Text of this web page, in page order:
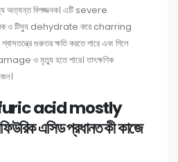
অত্যন্ত বিপজ্জনক। এটি severe
ও টিস্যু dehydrate করে charring
গুরুতর ক্ষতি করতে পারে এবং গিলে
ও মৃত্যু হতে পারে। তাৎক্ষণিক
acid mostly
এসিড প্রধানত কী কাজে